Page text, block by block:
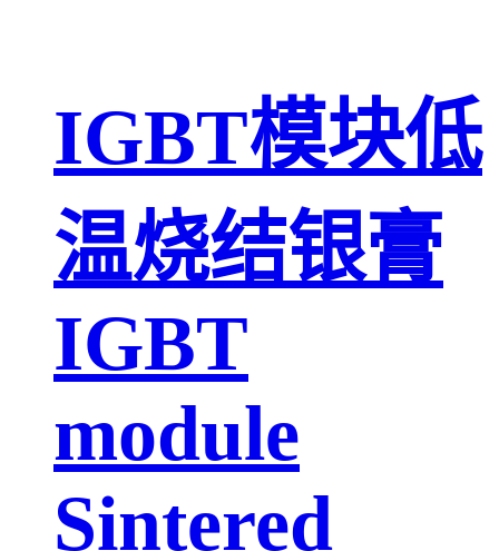
IGBT模块低
温烧结银膏
IGBT
module
Sintered